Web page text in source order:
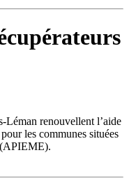
renouvellent l’aide
les communes situées
(APIEME).